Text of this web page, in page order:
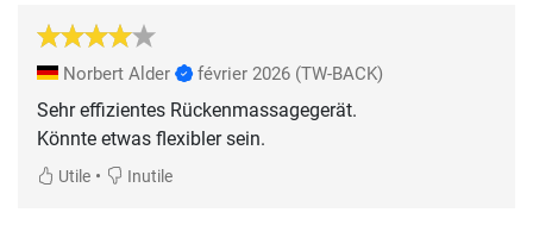
Norbert Alder février 2026 (TW-BACK)
Sehr effizientes Rückenmassagegerät.
Utile • Inutile